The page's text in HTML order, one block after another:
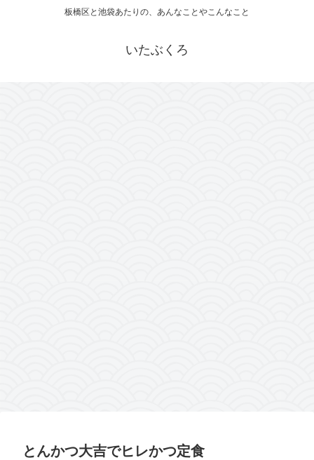
板橋区と池袋あたりの、あんなことやこんなこと
いたぶくろ
とんかつ大吉でヒレかつ定食